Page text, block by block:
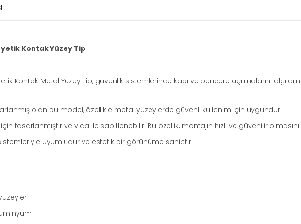
Kontak Yüzey Tip
Kontak Metal Yüzey Tip, güvenlik sistemlerinde kapı ve pencere açılmalarını
olan bu model, özellikle metal yüzeylerde güvenli kullanım için uygundur.
tasarlanmıştır ve vida ile sabitlenebilir. Bu özellik, montajın hızlı ve güvenilir
uyumludur ve estetik bir görünüme sahiptir.